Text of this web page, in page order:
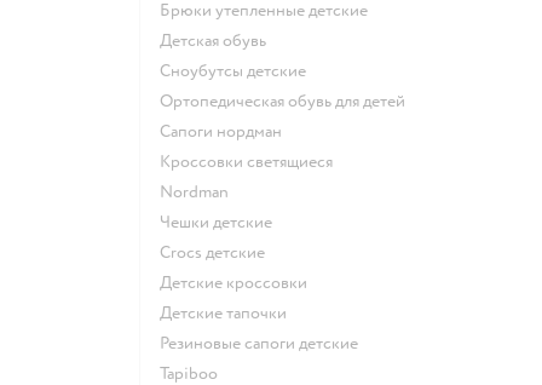
Брюки утепленные детские
Детская обувь
Сноубутсы детские
Ортопедическая обувь для детей
Сапоги нордман
Кроссовки светящиеся
Nordman
Чешки детские
Crocs детские
Детские кроссовки
Детские тапочки
Резиновые сапоги детские
Tapiboo